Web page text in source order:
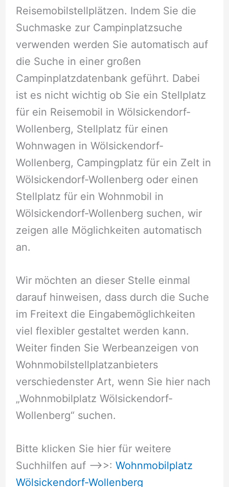
Reisemobilstellplätzen. Indem Sie die
Suchmaske zur Campinplatzsuche
verwenden werden Sie automatisch auf
die Suche in einer großen
Campinplatzdatenbank geführt. Dabei
ist es nicht wichtig ob Sie ein Stellplatz
für ein Reisemobil in Wölsickendorf-
Wollenberg, Stellplatz für einen
Wohnwagen in Wölsickendorf-
Wollenberg, Campingplatz für ein Zelt in
Wölsickendorf-Wollenberg oder einen
Stellplatz für ein Wohnmobil in
Wölsickendorf-Wollenberg suchen, wir
zeigen alle Möglichkeiten automatisch
an.
Wir möchten an dieser Stelle einmal
darauf hinweisen, dass durch die Suche
im Freitext die Eingabemöglichkeiten
viel flexibler gestaltet werden kann.
Weiter finden Sie Werbeanzeigen von
Wohnmobilstellplatzanbieters
verschiedenster Art, wenn Sie hier nach
„Wohnmobilplatz Wölsickendorf-
Wollenberg“ suchen.
Bitte klicken Sie hier für weitere
Suchhilfen auf –>>: Wohnmobilplatz
Wölsickendorf-Wollenberg